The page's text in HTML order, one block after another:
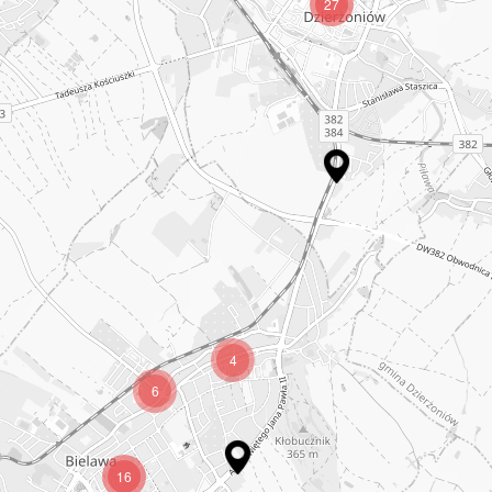
4
6
16